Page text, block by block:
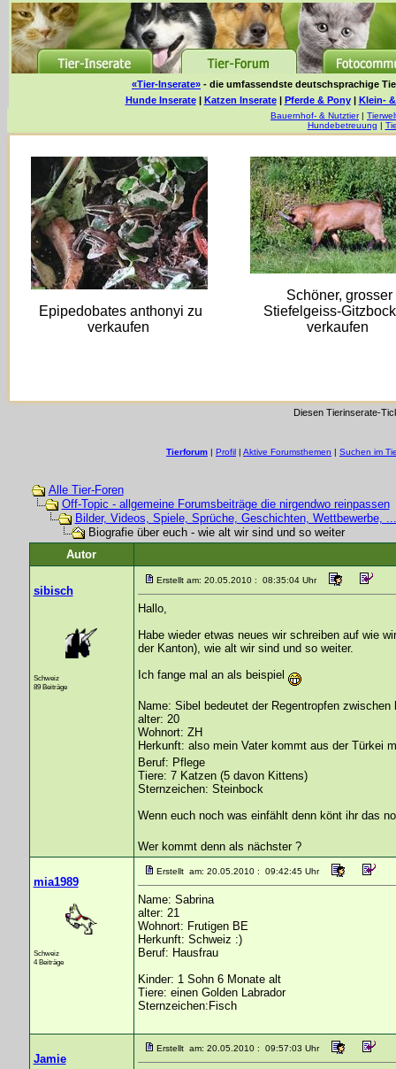
«Tier-Inserate» - die umfassendste deutschsprachige
Hunde Inserate| Katzen Inserate| Pferde & Pony| Klein-
Bauernhof- & Nutztier|
Hundebetreuung |
Epipedobates anthonyi zu
verkaufen
Schöner, grosser
Stiefelgeiss-
verkaufen
Diesen Tierinserate-
Tierforum | Profil | Aktive Forumsthemen | Suchen im
Alle Tier-Foren
Off-Topic - allgemeine Forumsbeiträge die nirgendwo reinpassen
Bilder, Videos, Spiele, Sprüche, Geschichten, Wettbewerbe, ...
Biografie über euch - wie alt wir sind und so weiter
Autor
sibisch
Schweiz
89 Beiträge
Erstellt am: 20.05.2010 : 08:35:04 Uhr
Hallo,
Habe wieder etwas neues wir schreiben auf wie
der Kanton), wie alt wir sind und so weiter.
Ich fange mal an als beispiel
Name: Sibel bedeutet der Regentropfen zwischen
alter: 20
Wohnort: ZH
Herkunft: also mein Vater kommt aus der Türkei
Beruf: Pflege
Tiere: 7 Katzen (5 davon Kittens)
Sternzeichen: Steinbock
Wenn euch noch was einfählt denn könt ihr das
Wer kommt denn als nächster ?
mia1989
Schweiz
4 Beiträge
Erstellt am: 20.05.2010 : 09:42:45 Uhr
Name: Sabrina
alter: 21
Wohnort: Frutigen BE
Herkunft: Schweiz :)
Beruf: Hausfrau
Kinder: 1 Sohn 6 Monate alt
Tiere: einen Golden Labrador
Sternzeichen:Fisch
Jamie
Erstellt am: 20.05.2010 : 09:57:03 Uhr